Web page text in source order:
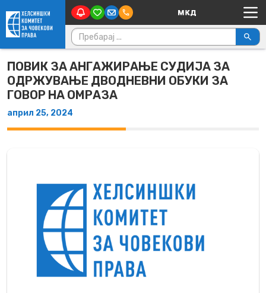
Skip to content Main Navigation
Пребарувај за:
ПОВИК ЗА АНГАЖИРАЊЕ СУДИЈА ЗА
ОДРЖУВАЊЕ ДВОДНЕВНИ ОБУКИ ЗА
ГОВОР НА ОМРАЗА
април 25, 2024